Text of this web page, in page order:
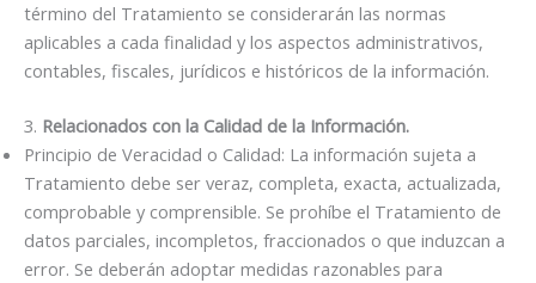
término del Tratamiento se considerarán las normas
aplicables a cada finalidad y los aspectos administrativos,
contables, fiscales, jurídicos e históricos de la información.
3. Relacionados con la Calidad de la Información.
Principio de Veracidad o Calidad: La información sujeta a
Tratamiento debe ser veraz, completa, exacta, actualizada,
comprobable y comprensible. Se prohíbe el Tratamiento de
datos parciales, incompletos, fraccionados o que induzcan a
error. Se deberán adoptar medidas razonables para